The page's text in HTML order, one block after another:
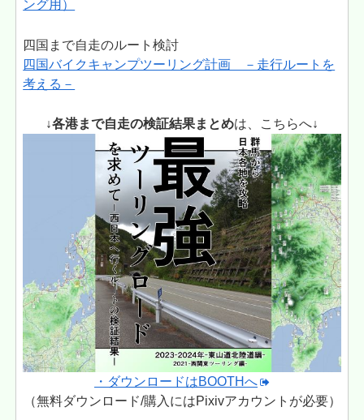
ング用）
四国まで自走のルート検討
四国バイクキャンプツーリング計画 －走行ルートを
考える－
↓各港まで自走の検証結果まとめは、こちらへ↓
・ダウンロードはBOOTHへ
（無料ダウンロード/購入にはPixivアカウントが必要）